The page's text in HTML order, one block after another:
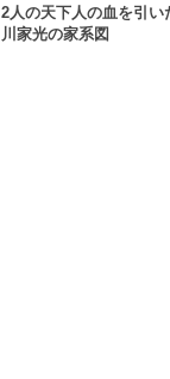
2人の天下人の血を引い
川家光の家系図